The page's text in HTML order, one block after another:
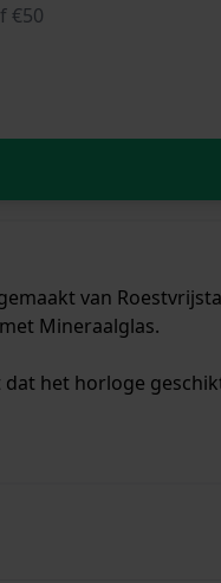
€50
van
Mineraalglas.
het horloge